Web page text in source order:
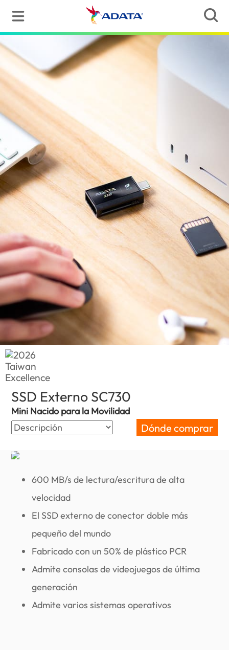
SSD Externo SC730
Mini Nacido para la Movilidad
Dónde comprar
600 MB/s de lectura/escritura de alta
velocidad
El SSD externo de conector doble más
pequeño del mundo
Fabricado con un 50% de plástico PCR
Admite consolas de videojuegos de última
generación
Admite varios sistemas operativos